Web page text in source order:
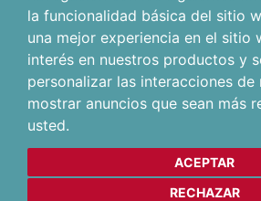
la funcionalidad básica del sitio
una mejor experiencia en el sitio
interés en nuestros productos y
personalizar las interacciones de
mostrar anuncios que sean más
usted.
ACEPTAR
RECHAZAR